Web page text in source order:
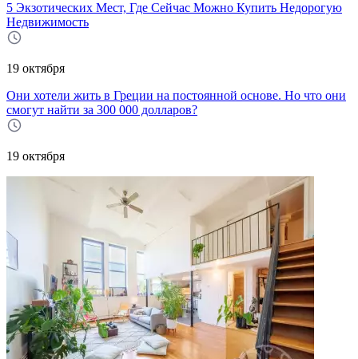
5 Экзотических Мест, Где Сейчас Можно Купить Недорогую
Недвижимость
19 октября
Они хотели жить в Греции на постоянной основе. Но что они
смогут найти за 300 000 долларов?
19 октября